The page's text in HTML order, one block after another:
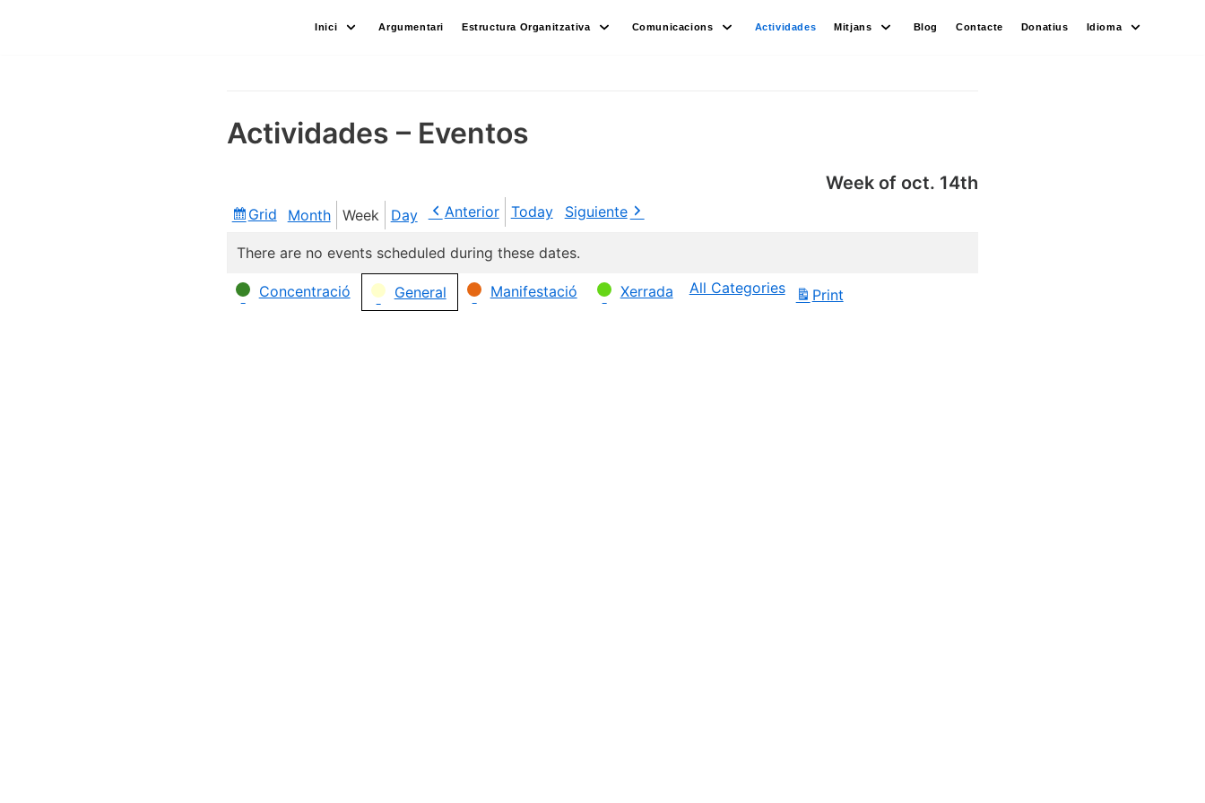
Inici Argumentari Estructura Organitzativa Comunicacions Actividades Mitjans Blog Contacte Donatius Idioma
Actividades – Eventos
Week of oct. 14th
View
Grid Month Week Day Anterior Today Siguiente
There are no events scheduled during these dates.
Categories
Concentració General Manifestació Xerrada All Categories Print